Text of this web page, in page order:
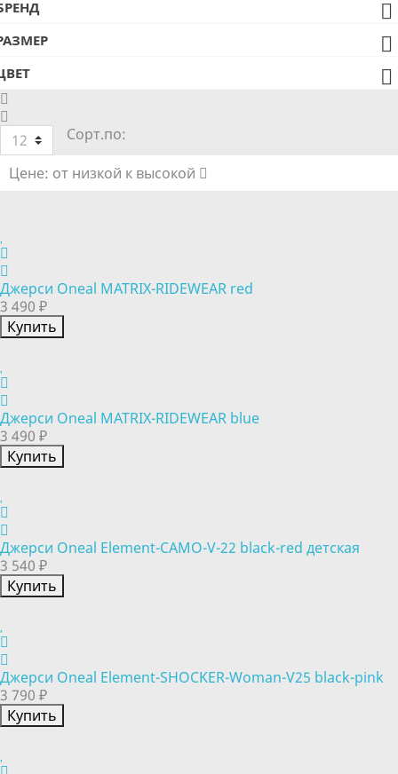



12
Сорт.по:
Цене: от низкой к высокой
Джерси Oneal MATRIX-RIDEWEAR red
3 490 ₽
Купить
Джерси Oneal MATRIX-RIDEWEAR blue
3 490 ₽
Купить
Джерси Oneal Element-CAMO-V-22 black-red детская
3 540 ₽
Купить
Джерси Oneal Element-SHOCKER-Woman-V25 black-pink
3 790 ₽
Купить